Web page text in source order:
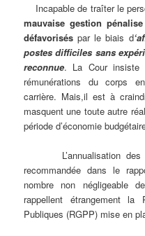
Incapable de traîter le
mauvaise gestion
défavorisés par le biais d
postes difficiles sans
reconnue. La Cour insiste
rémunérations du corps
carrière. Mais,il est à
masquent une toute autre
période d’économie
L’annualisation des
recommandée dans le
nombre non négligeable
rappellent étrangement la
Publiques (RGPP) mise en